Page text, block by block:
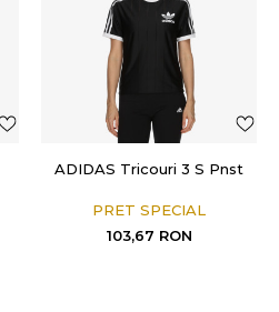
ADIDAS Tricouri 3 S Pnst
PRET SPECIAL
103,67 RON